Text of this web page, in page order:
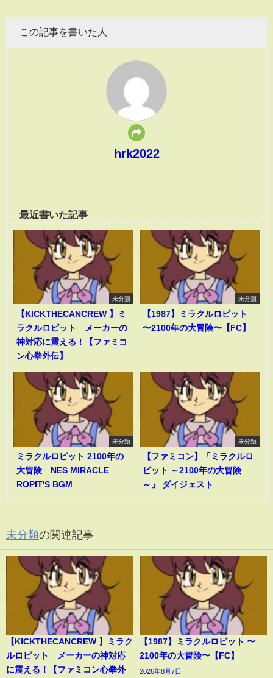
この記事を書いた人
hrk2022
最近書いた記事
未分類
【KICKTHECANCREW 】ミ
ラクルロピット メーカーの
神対応に震える！【ファミコ
ン心拳外伝】
未分類
【1987】ミラクルロピット
〜2100年の大冒険〜【FC】
未分類
ミラクルロピット 2100年の
大冒険 NES MIRACLE
ROPIT'S BGM
未分類
【ファミコン】「ミラクルロ
ピット ～2100年の大冒険
～」 ダイジェスト
未分類の関連記事
【KICKTHECANCREW 】ミラク
ルロピット メーカーの神対応
に震える！【ファミコン心拳外
【1987】ミラクルロピット 〜
2100年の大冒険〜【FC】
2026年8月7日